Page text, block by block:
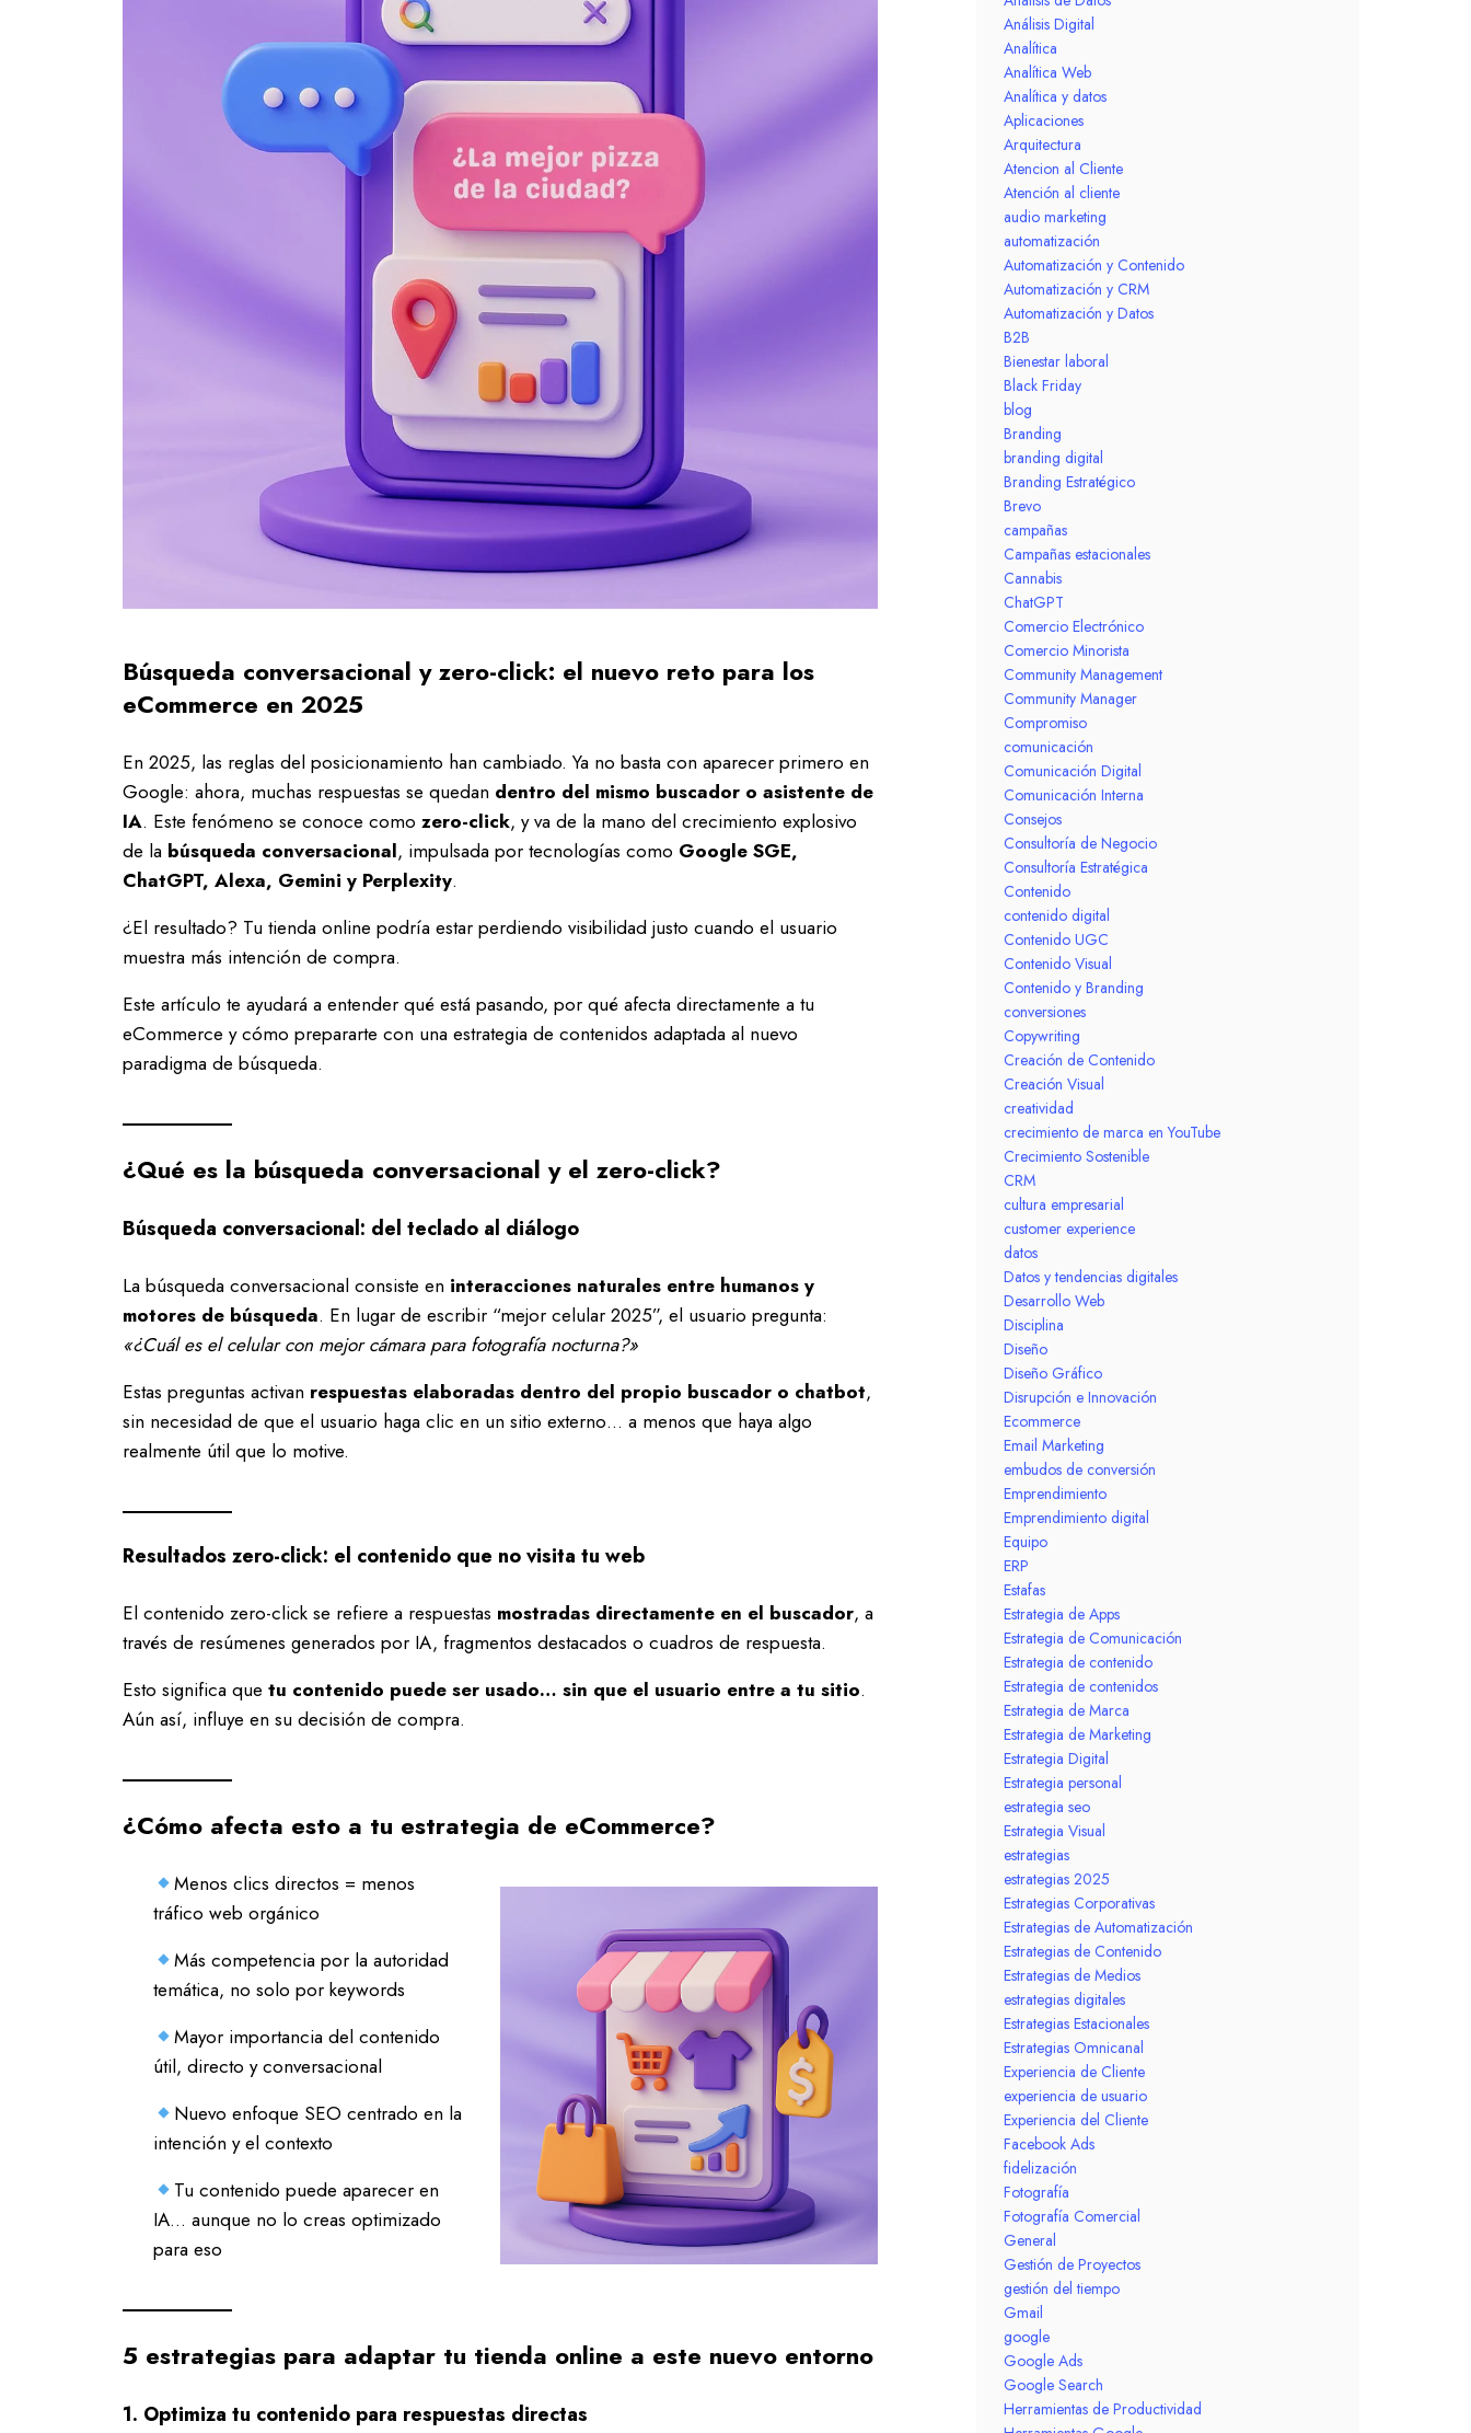
Búsqueda conversacional y zero-click: el nuevo reto para los
eCommerce en 2025
En 2025, las reglas del posicionamiento han cambiado. Ya no basta con aparecer primero en
Google: ahora, muchas respuestas se quedan dentro del mismo buscador o asistente de
IA. Este fenómeno se conoce como zero-click, y va de la mano del crecimiento explosivo
de la búsqueda conversacional, impulsada por tecnologías como Google SGE,
ChatGPT, Alexa, Gemini y Perplexity.
¿El resultado? Tu tienda online podría estar perdiendo visibilidad justo cuando el usuario
muestra más intención de compra.
Este artículo te ayudará a entender qué está pasando, por qué afecta directamente a tu
eCommerce y cómo prepararte con una estrategia de contenidos adaptada al nuevo
paradigma de búsqueda.
¿Qué es la búsqueda conversacional y el zero-click?
Búsqueda conversacional: del teclado al diálogo
La búsqueda conversacional consiste en interacciones naturales entre humanos y
motores de búsqueda. En lugar de escribir “mejor celular 2025”, el usuario pregunta:
«¿Cuál es el celular con mejor cámara para fotografía nocturna?»
Estas preguntas activan respuestas elaboradas dentro del propio buscador o chatbot,
sin necesidad de que el usuario haga clic en un sitio externo… a menos que haya algo
realmente útil que lo motive.
Resultados zero-click: el contenido que no visita tu web
El contenido zero-click se refiere a respuestas mostradas directamente en el buscador, a
través de resúmenes generados por IA, fragmentos destacados o cuadros de respuesta.
Esto significa que tu contenido puede ser usado… sin que el usuario entre a tu sitio.
Aún así, influye en su decisión de compra.
¿Cómo afecta esto a tu estrategia de eCommerce?
Menos clics directos = menos
tráfico web orgánico
Más competencia por la autoridad
temática, no solo por keywords
Mayor importancia del contenido
útil, directo y conversacional
Nuevo enfoque SEO centrado en la
intención y el contexto
Tu contenido puede aparecer en
IA… aunque no lo creas optimizado
para eso
5 estrategias para adaptar tu tienda online a este nuevo entorno
1. Optimiza tu contenido para respuestas directas
Análisis Digital
Analítica
Analítica Web
Analítica y datos
Aplicaciones
Arquitectura
Atencion al Cliente
Atención al cliente
audio marketing
automatización
Automatización y Contenido
Automatización y CRM
Automatización y Datos
B2B
Bienestar laboral
Black Friday
blog
Branding
branding digital
Branding Estratégico
Brevo
campañas
Campañas estacionales
Cannabis
ChatGPT
Comercio Electrónico
Comercio Minorista
Community Management
Community Manager
Compromiso
comunicación
Comunicación Digital
Comunicación Interna
Consejos
Consultoría de Negocio
Consultoría Estratégica
Contenido
contenido digital
Contenido UGC
Contenido Visual
Contenido y Branding
conversiones
Copywriting
Creación de Contenido
Creación Visual
creatividad
crecimiento de marca en YouTube
Crecimiento Sostenible
CRM
cultura empresarial
customer experience
datos
Datos y tendencias digitales
Desarrollo Web
Disciplina
Diseño
Diseño Gráfico
Disrupción e Innovación
Ecommerce
Email Marketing
embudos de conversión
Emprendimiento
Emprendimiento digital
Equipo
ERP
Estafas
Estrategia de Apps
Estrategia de Comunicación
Estrategia de contenido
Estrategia de contenidos
Estrategia de Marca
Estrategia de Marketing
Estrategia Digital
Estrategia personal
estrategia seo
Estrategia Visual
estrategias
estrategias 2025
Estrategias Corporativas
Estrategias de Automatización
Estrategias de Contenido
Estrategias de Medios
estrategias digitales
Estrategias Estacionales
Estrategias Omnicanal
Experiencia de Cliente
experiencia de usuario
Experiencia del Cliente
Facebook Ads
fidelización
Fotografía
Fotografía Comercial
General
Gestión de Proyectos
gestión del tiempo
Gmail
google
Google Ads
Google Search
Herramientas de Productividad